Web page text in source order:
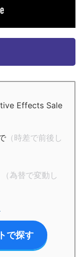
Effects Sale
（時差で前後し
（為替で変動し
で探す